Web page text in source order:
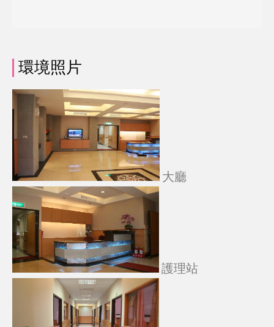
環境照片
大廳
護理站